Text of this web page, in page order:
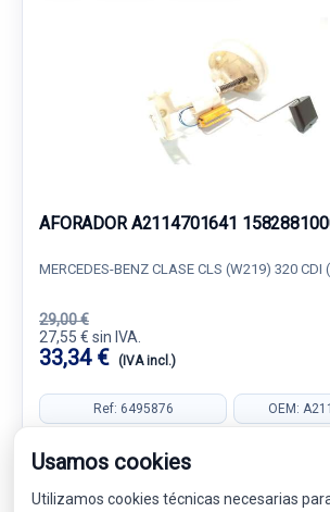
AFORADOR A2114701641
MERCEDES-BENZ CLASE CLS (W219) 320 CDI
29,00 €
27,55 € sin IVA.
33,34 € (IVA incl.)
Ref: 6495876 OEM:
Usamos cookies
Utilizamos cookies técnicas necesarias